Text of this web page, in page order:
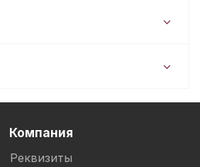
Компания
Реквизиты